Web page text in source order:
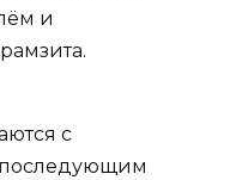
и
с
последующим